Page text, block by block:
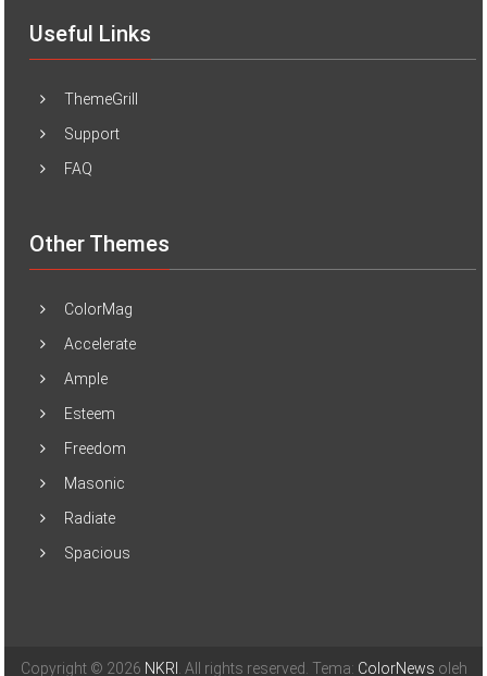
Useful Links
ThemeGrill
Support
FAQ
Other Themes
ColorMag
Accelerate
Ample
Esteem
Freedom
Masonic
Radiate
Spacious
Copyright © 2026 NKRI . All rights reserved. Tema: ColorNews oleh